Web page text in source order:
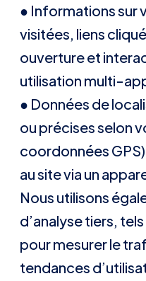
● Informations sur
visitées, liens
ouverture et
utilisation multi-
● Données de
ou précises selon
coordonnées
au site via un
Nous utilisons
d’analyse tiers,
pour mesurer le
tendances